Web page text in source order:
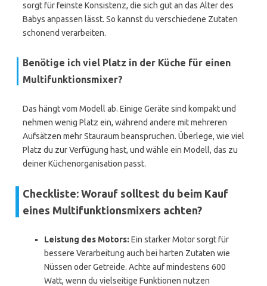
sorgt für feinste Konsistenz, die sich gut an das Alter des
Babys anpassen lässt. So kannst du verschiedene Zutaten
schonend verarbeiten.
Benötige ich viel Platz in der Küche für einen
Multifunktionsmixer?
Das hängt vom Modell ab. Einige Geräte sind kompakt und
nehmen wenig Platz ein, während andere mit mehreren
Aufsätzen mehr Stauraum beanspruchen. Überlege, wie viel
Platz du zur Verfügung hast, und wähle ein Modell, das zu
deiner Küchenorganisation passt.
Checkliste: Worauf solltest du beim Kauf
eines Multifunktionsmixers achten?
Leistung des Motors: Ein starker Motor sorgt für
bessere Verarbeitung auch bei harten Zutaten wie
Nüssen oder Getreide. Achte auf mindestens 600
Watt, wenn du vielseitige Funktionen nutzen